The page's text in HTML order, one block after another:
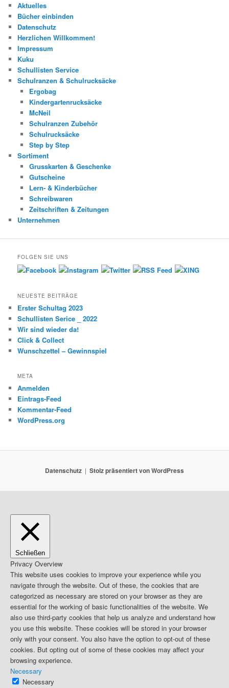
Aktuelles
Bücher einbinden
Datenschutz
Herzlichen Willkommen!
Impressum
Kuku
Schullisten Service
Schulranzen & Schulrucksäcke
Ergobag
Kindergartenrucksäcke
McNeil
Schulranzen Zubehör
Schulrucksäcke
Step by Step
Sortiment
Grusskarten & Geschenke
Gutscheine
Lern- & Kinderbücher
Schreibwaren
Zeitschriften & Zeitungen
Unternehmen
FOLGEN SIE UNS
NEUESTE BEITRÄGE
Erster Schultag 2023
Schullisten Serice _ 2022
Wir sind wieder da!
Click & Collect
Wunschzettel – Gewinnspiel
META
Anmelden
Eintrags-Feed
Kommentar-Feed
WordPress.org
Datenschutz Stolz präsentiert von WordPress
Schließen
Privacy Overview
This website uses cookies to improve your experience while you
navigate through the website. Out of these, the cookies that are
categorized as necessary are stored on your browser as they are
essential for the working of basic functionalities of the website. We
also use third-party cookies that help us analyze and understand how
you use this website. These cookies will be stored in your browser
only with your consent. You also have the option to opt-out of these
cookies. But opting out of some of these cookies may affect your
browsing experience.
Necessary
Necessary